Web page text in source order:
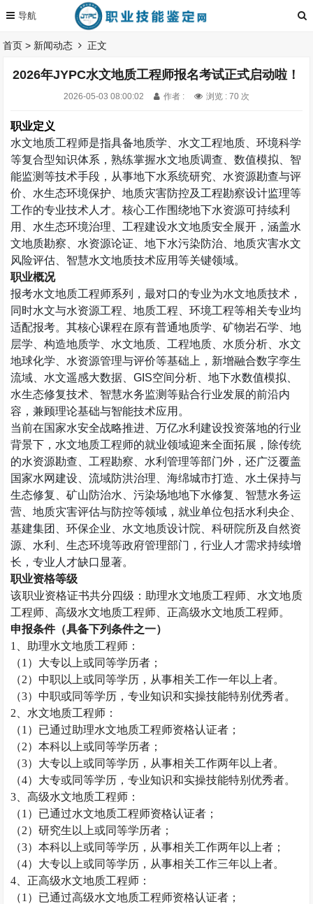
首页 > 新闻动态 正文
2026年JYPC水文地质工程师报名考试正式启动啦！
2026-05-03 08:00:02 作者 : 浏览 : 70 次
职业定义
水文地质工程师是指具备地质学、水文工程地质、环境科学
等复合型知识体系，熟练掌握水文地质调查、数值模拟、智
能监测等技术手段，从事地下水系统研究、水资源勘查与评
价、水生态环境保护、地质灾害防控及工程勘察设计监理等
工作的专业技术人才。核心工作围绕地下水资源可持续利
用、水生态环境治理、工程建设水文地质安全展开，涵盖水
文地质勘察、水资源论证、地下水污染防治、地质灾害水文
风险评估、智慧水文地质技术应用等关键领域。
职业概况
报考水文地质工程师系列，最对口的专业为水文地质技术，
同时水文与水资源工程、地质工程、环境工程等相关专业均
适配报考。其核心课程在原有普通地质学、矿物岩石学、地
层学、构造地质学、水文地质、工程地质、水质分析、水文
地球化学、水资源管理与评价等基础上，新增融合数字孪生
流域、水文遥感大数据、GIS空间分析、地下水数值模拟、
水生态修复技术、智慧水务监测等贴合行业发展的前沿内
容，兼顾理论基础与智能技术应用。
当前在国家水安全战略推进、万亿水利建设投资落地的行业
背景下，水文地质工程师的就业领域迎来全面拓展，除传统
的水资源勘查、工程勘察、水利管理等部门外，还广泛覆盖
国家水网建设、流域防洪治理、海绵城市打造、水土保持与
生态修复、矿山防治水、污染场地地下水修复、智慧水务运
营、地质灾害评估与防控等领域，就业单位包括水利央企、
基建集团、环保企业、水文地质设计院、科研院所及自然资
源、水利、生态环境等政府管理部门，行业人才需求持续增
长，专业人才缺口显著。
职业资格等级
该职业资格证书共分四级：助理水文地质工程师、水文地质
工程师、高级水文地质工程师、正高级水文地质工程师。
申报条件（具备下列条件之一）
1
、助理水文地质工程师：
（1 ）大专以上或同等学历者；
（2）中职以上或同等学历，从事相关工作一年以上者。
（3）中职或同等学历，专业知识和实操技能特别优秀者。
2 、水文地质工程师：
（1 ）已通过助理水文地质工程师资格认证者；
（2）本科以上或同等学历者；
（3）大专以上或同等学历，从事相关工作两年以上者。
（4）大专或同等学历，专业知识和实操技能特别优秀者。
3 、高级水文地质工程师：
（1 ）已通过水文地质工程师资格认证者；
（2）研究生以上或同等学历者；
（3）本科以上或同等学历，从事相关工作两年以上者；
（4）大专以上或同等学历，从事相关工作三年以上者。
4 、正高级水文地质工程师：
（1 ）已通过高级水文地质工程师资格认证者；